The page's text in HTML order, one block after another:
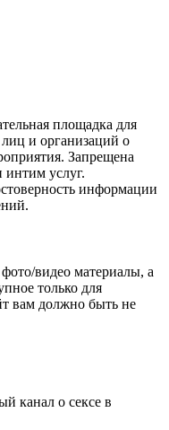
площадка для
и организаций о
Запрещена
интим услуг.
информации
видео материалы, а
только для
вам должно быть не
канал о сексе в